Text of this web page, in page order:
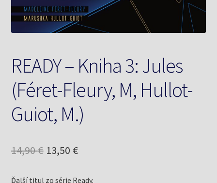
READY – Kniha 3: Jules
(Féret-Fleury, M, Hullot-
Guiot, M.)
14,90€ Pôvodná
13,50 €Aktuálna
Ďalší titul zo série Ready.